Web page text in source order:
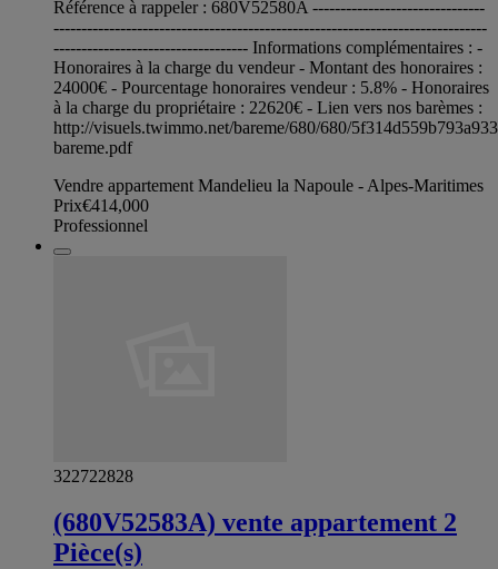
Référence à rappeler : 680V52580A -------------------------------
------------------------------------------------------------------------------
----------------------------------- Informations complémentaires : -
Honoraires à la charge du vendeur - Montant des honoraires :
24000€ - Pourcentage honoraires vendeur : 5.8% - Honoraires
à la charge du propriétaire : 22620€ - Lien vers nos barèmes :
http://visuels.twimmo.net/bareme/680/680/
bareme.pdf
Vendre appartement Mandelieu la Napoule - Alpes-Maritimes
Prix€414,000
Professionnel
322722828
(680V52583A) vente appartement 2
Pièce(s)